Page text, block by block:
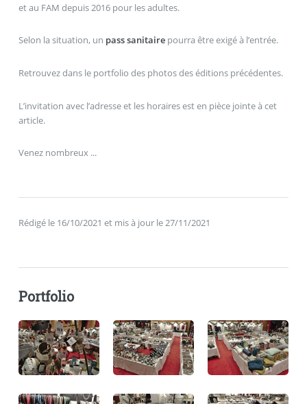
et au FAM depuis 2016 pour les adultes.
Selon la situation, un pass sanitairepourra être exigé à l’entrée.
Retrouvez dans le portfolio des photos des éditions précédentes.
L’invitation avec l’adresse et les horaires est en pièce jointe à cet
article.
Venez nombreux ...
Rédigé le 16/10/2021 et mis à jour le 27/11/2021
Portfolio